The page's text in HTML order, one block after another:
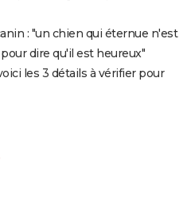
: "un chien qui éternue n'est
dire qu'il est heureux"
les 3 détails à vérifier pour